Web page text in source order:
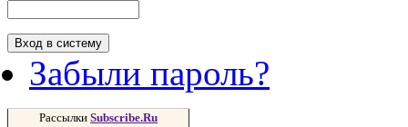
Забыли пароль?
Рассылки Subscribe.Ru